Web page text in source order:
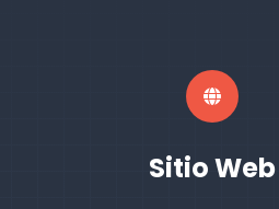
Sitio Web